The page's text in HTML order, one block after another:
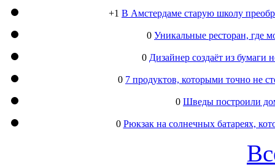
+1 В Амстердаме старую школу
0 Уникальные ресторан, где
0 Дизайнер создаёт из
0 7 продуктов, которыми точно не
0 Шведы построили
0 Рюкзак на солнечных батареях,